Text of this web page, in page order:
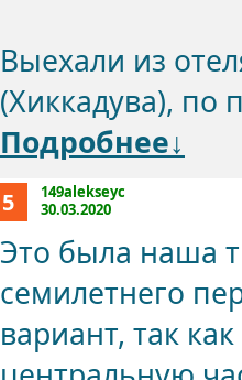
Выехали из
(Хиккадува), по
Подробнее↓
5
149alekseyc
30.03.2020
Это была наша
семилетнего
вариант, так